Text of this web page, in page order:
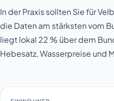
In der Praxis sollten Sie für
die Daten am stärksten vom
liegt lokal 22 % über dem
Hebesatz, Wasserpreise und